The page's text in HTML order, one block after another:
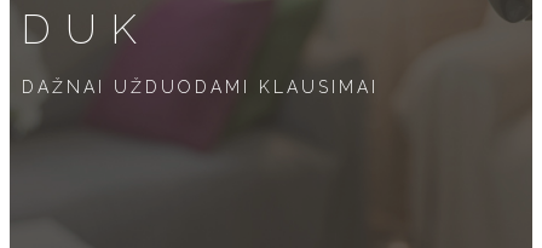
DUK
DAŽNAI UŽDUODAMI KLAUSIMAI